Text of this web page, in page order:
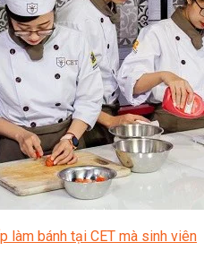
làm bánh tại CET mà sinh viên